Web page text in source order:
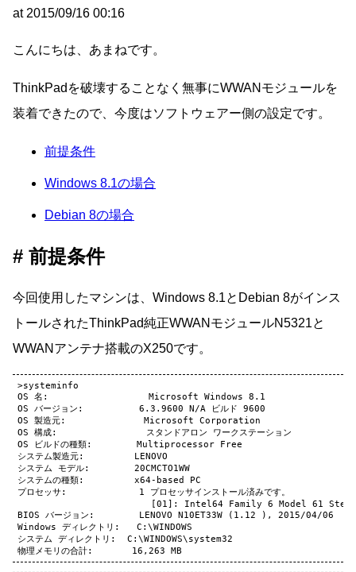
at 2015/09/16 00:16
こんにちは、あまねです。
ThinkPadを破壊することなく無事にWWANモジュールを
装着できたので、今度はソフトウェアー側の設定です。
前提条件
Windows 8.1の場合
Debian 8の場合
前提条件
今回使用したマシンは、Windows 8.1とDebian 8がインス
トールされたThinkPad純正WWANモジュールN5321と
WWANアンテナ搭載のX250です。
>systeminfo
OS 名:                  Microsoft Windows 8.1
OS バージョン:          6.3.9600 N/A ビルド 9600
OS 製造元:              Microsoft Corporation
OS 構成:                スタンドアロン ワークステーション
OS ビルドの種類:        Multiprocessor Free
システム製造元:         LENOVO
システム モデル:        20CMCTO1WW
システムの種類:         x64-based PC
プロセッサ:             1 プロセッサインストール済みです。
[01]: Intel64 Family 6 Model 61
BIOS バージョン:        LENOVO N10ET33W (1.12 ), 2015/04/06
Windows ディレクトリ:   C:\WINDOWS
システム ディレクトリ:  C:\WINDOWS\system32